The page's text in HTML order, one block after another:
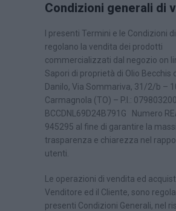
Condizioni generali di
I presenti Termini e le Condizioni
regolano la vendita dei prodotti
commercializzati dal negozio on
Sapori di proprietà di Olio Becchis
Danilo, Via Sommariva, 31/2/b –
Carmagnola (TO) – P.I.:
BCCDNL69D24B791G Numero
945295 al fine di garantire la
trasparenza e chiarezza nel
utenti.
Le operazioni di vendita ed
Venditore ed il Cliente, sono
presenti Condizioni Generali, nel